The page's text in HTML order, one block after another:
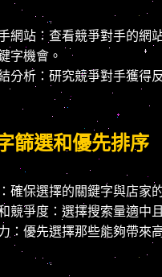
網站：查看競爭對手的網
字機會。
分析：研究競爭對手獲得
篩選和優先排序
確保選擇的關鍵字與店家
競爭度：選擇搜索量適中
：優先選擇那些能夠帶來